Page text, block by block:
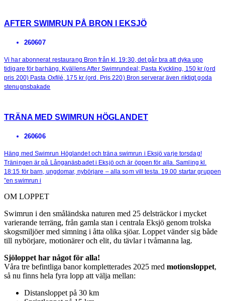
AFTER SWIMRUN PÅ BRON I EKSJÖ
260607
Vi har abonnerat restaurang Bron från kl. 19:30, det går bra att dyka upp
tidigare för barhäng. Kvällens After Swimrundeal; Pasta Kyckling, 150 kr (ord
pris 200) Pasta Oxfilé, 175 kr (ord. Pris 220) Bron serverar även riktigt goda
stenugnsbakade
TRÄNA MED SWIMRUN HÖGLANDET
260606
Häng med Swimrun Höglandet och träna swimrun i Eksjö varje torsdag!
Träningen är på Långanäsbadet i Eksjö och är öppen för alla. Samling kl.
18:15 för barn, ungdomar, nybörjare – alla som vill testa. 19.00 startar gruppen
”en swimrun i
OM LOPPET
Swimrun i den småländska naturen med 25 delsträckor i mycket
varierande terräng, från gamla stan i centrala Eksjö genom trolska
skogsmiljöer med simning i åtta olika sjöar. Loppet vänder sig både
till nybörjare, motionärer och elit, du tävlar i tvåmanna lag.
Sjöloppet har något för alla!
Våra tre befintliga banor kompletterades 2025 med motionsloppet,
så nu finns hela fyra lopp att välja mellan:
Distansloppet på 30 km